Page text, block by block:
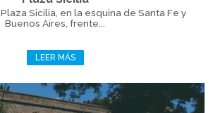
Sicilia, en la esquina de Santa Fe y
Buenos Aires, frente...
LEER MÁS